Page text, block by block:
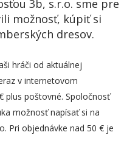
3b, s.r.o. sme pre
možnosť, kúpiť si
dresov.
hráči od aktuálnej
v internetovom
plus poštovné. Spoločnosť
možnosť napísať si na
Pri objednávke nad 50 € je